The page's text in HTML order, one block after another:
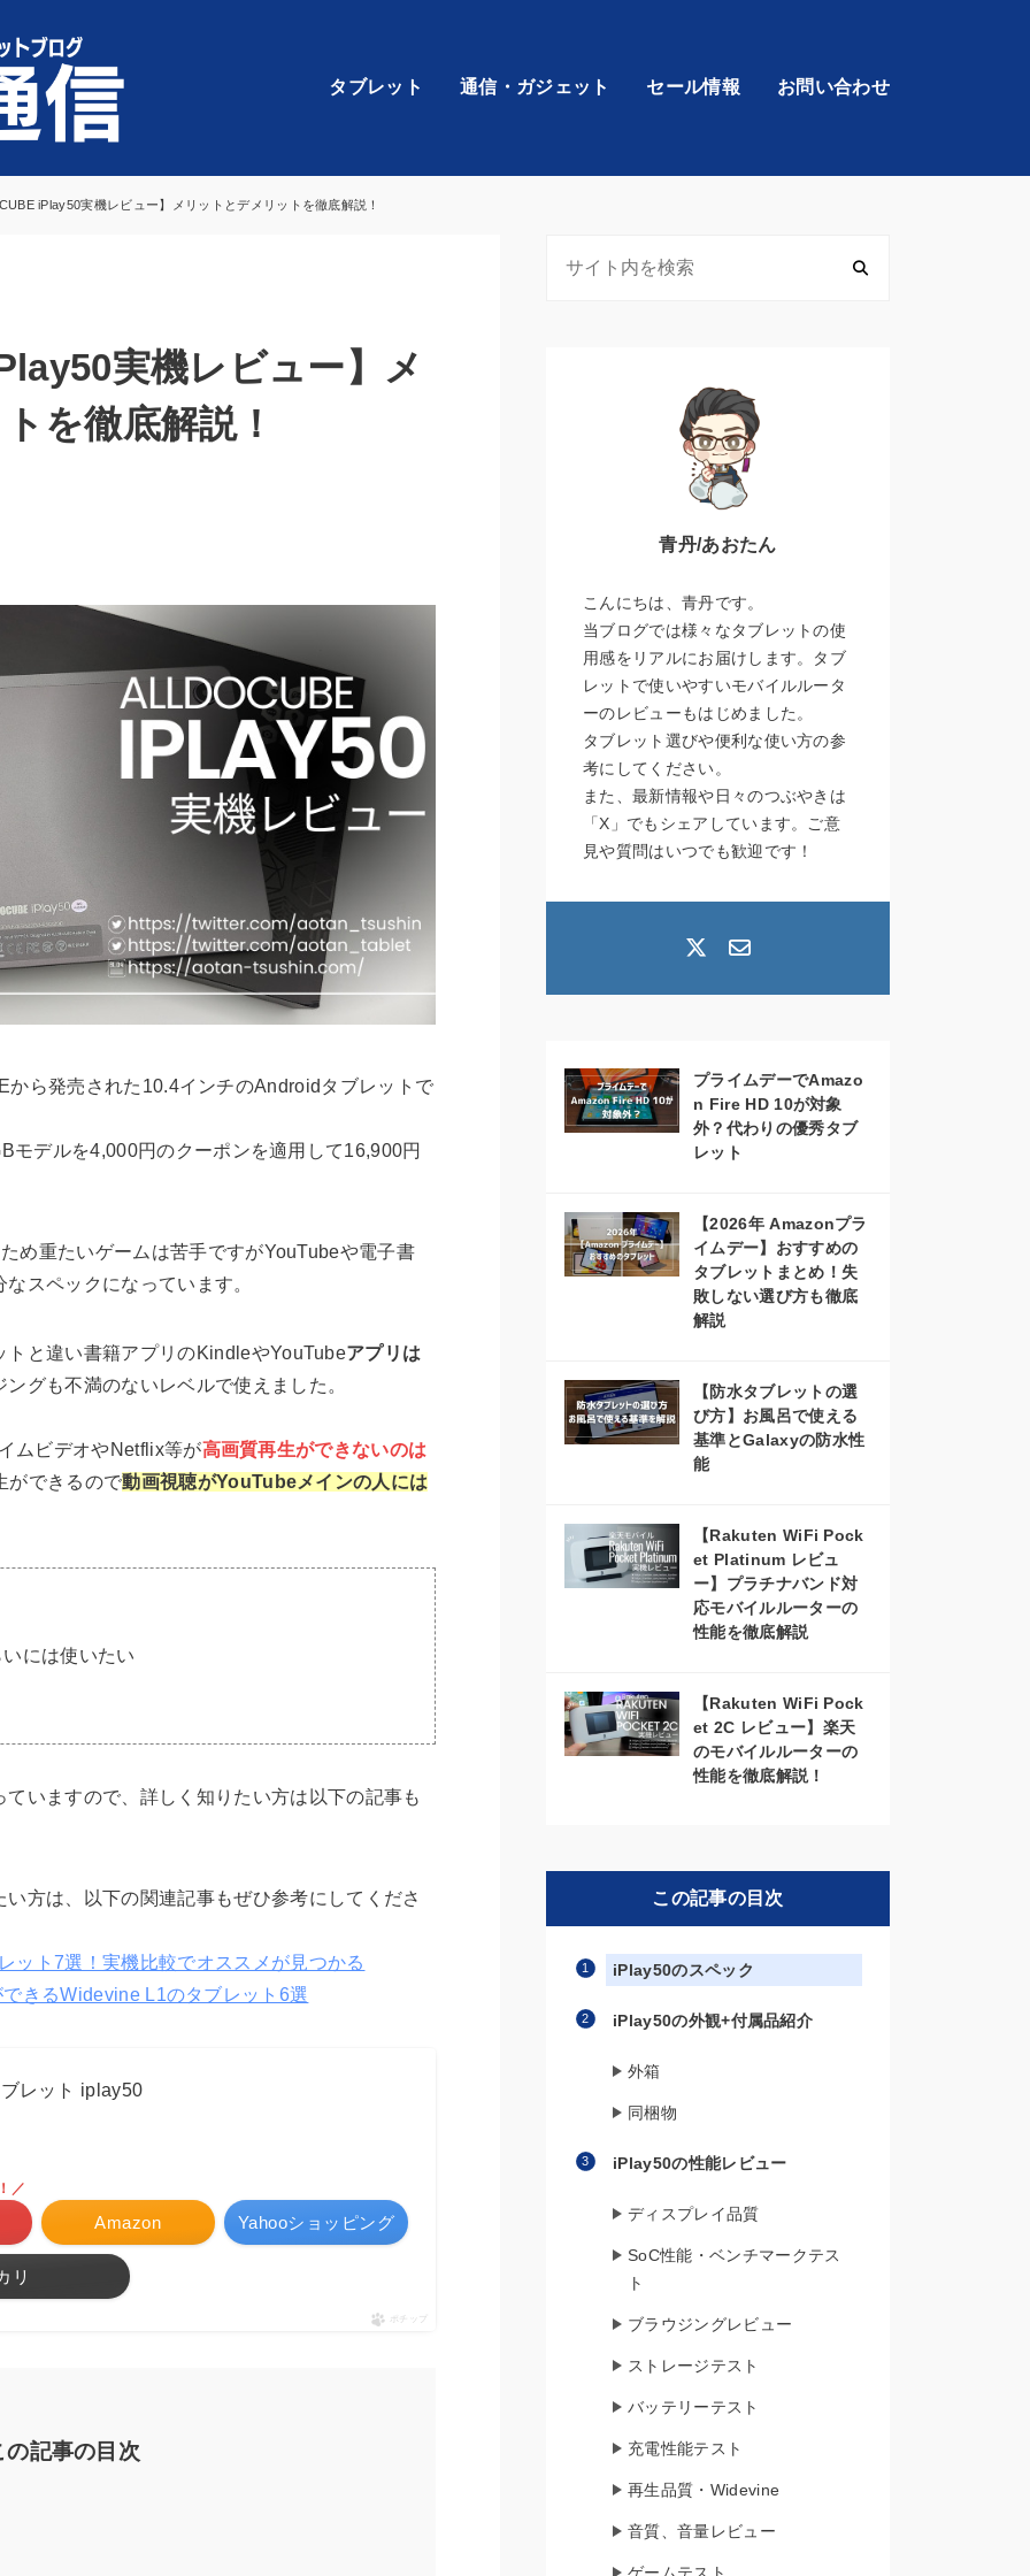
タブレット 通信・ガジェット セール情報 お問い合わせ
iPlay50実機レビュー】メリットとデメリットを徹底解説！
実機レビュー】メ
を徹底解説！
ら発売された10.4インチのAndroidタブレットで
モデルを4,000円のクーポンを適用して16,900円
め重たいゲームは苦手ですがYouTubeや電子書
スペックになっています。
と違い書籍アプリのKindleやYouTubeアプリは
ングも不満のないレベルで使えました。
ムビデオやNetflix等が高画質再生ができないのは
ができるので動画視聴がYouTubeメインの人には
には使いたい
いますので、詳しく知りたい方は以下の記事も
方は、以下の関連記事もぜひ参考にしてくださ
ット7選！実機比較でオススメが見つかる
きるWidevine L1のタブレット6選
レット iplay50
Amazon
／
Yahooショッピング
リ
ポチップ
の記事の目次
青丹/あおたん
こんにちは、青丹です。
当ブログでは様々なタブレットの使
用感をリアルにお届けします。タブ
レットで使いやすいモバイルルータ
ーのレビューもはじめました。
タブレット選びや便利な使い方の参
考にしてください。
また、最新情報や日々のつぶやきは
「X」でもシェアしています。ご意
見や質問はいつでも歓迎です！
プライムデーでAmazo
n Fire HD 10が対象
外？代わりの優秀タブ
レット
【2026年 Amazonプラ
イムデー】おすすめの
タブレットまとめ！失
敗しない選び方も徹底
解説
【防水タブレットの選
び方】お風呂で使える
基準とGalaxyの防水性
能
【Rakuten WiFi Pock
et Platinum レビュ
ー】プラチナバンド対
応モバイルルーターの
性能を徹底解説
【Rakuten WiFi Pock
et 2C レビュー】楽天
のモバイルルーターの
性能を徹底解説！
この記事の目次
iPlay50のスペック
iPlay50の外観+付属品紹介
外箱
同梱物
iPlay50の性能レビュー
ディスプレイ品質
SoC性能・ベンチマークテス
ト
ブラウジングレビュー
ストレージテスト
バッテリーテスト
充電性能テスト
再生品質・Widevine
音質、音量レビュー
ゲームテスト